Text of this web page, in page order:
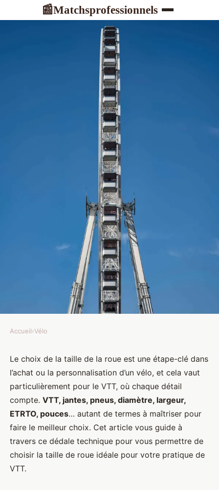
📰Matchsprofessionnels
Comment choisir la taille de
roue idéale pour un vététiste
compétiteur?
Lucie •7 avril 2024•7 min de lecture
Accueil›Vélo
Le choix de la taille de la roue est une étape-clé dans
l’achat ou la personnalisation d’un vélo, et cela vaut
particulièrement pour le VTT, où chaque détail
compte. VTT, jantes, pneus, diamètre, largeur,
ETRTO, pouces… autant de termes à maîtriser pour
faire le meilleur choix. Cet article vous guide à
travers ce dédale technique pour vous permettre de
choisir la taille de roue idéale pour votre pratique de
VTT.